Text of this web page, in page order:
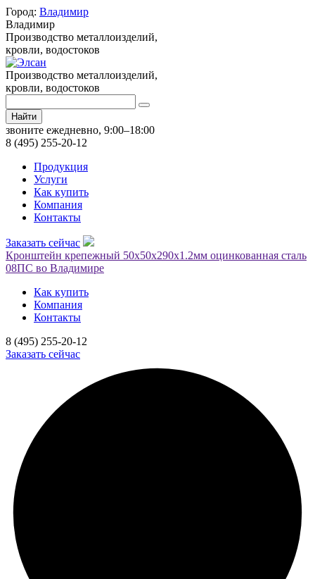
Город: Владимир
Владимир
Производство металлоизделий,
кровли, водостоков
Производство металлоизделий,
кровли, водостоков
Найти
звоните ежедневно, 9:00–18:00
8 (495) 255-20-12
Продукция
Услуги
Как купить
Компания
Контакты
Заказать сейчас
Кронштейн крепежный 50х50х290х1.2мм оцинкованная сталь
08ПС во Владимире
Как купить
Компания
Контакты
8 (495) 255-20-12
Заказать сейчас